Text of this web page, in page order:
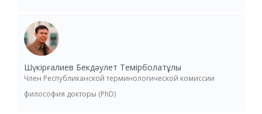
Шүкірғалиев Бекдәулет Темірболатұлы
Член Республиканской терминологической комиссии
философия докторы (PhD)